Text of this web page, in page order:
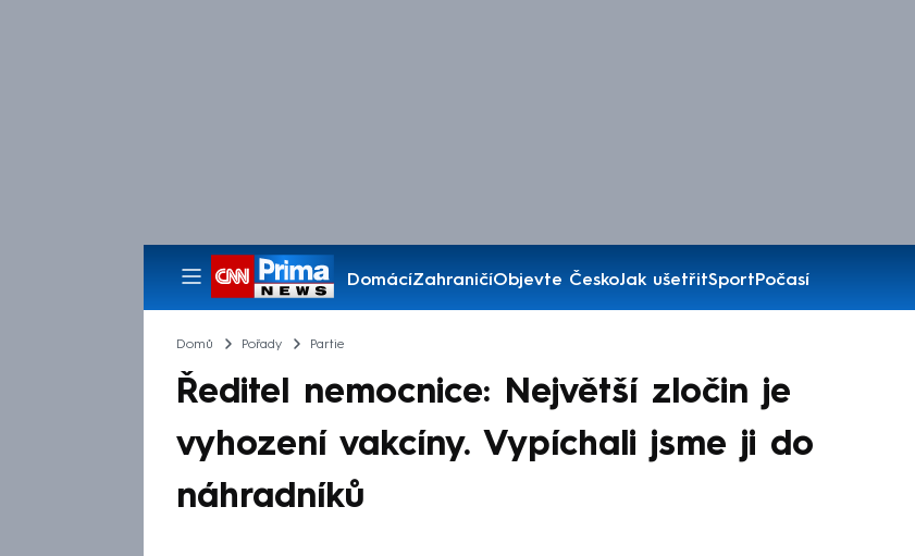
DomácíZahraničíObjevte ČeskoJak ušetřitSportPočasí
Pořady
Domů Pořady Partie
Ředitel nemocnice: Největší zločin je
vyhození vakcíny. Vypíchali jsme ji do
náhradníků